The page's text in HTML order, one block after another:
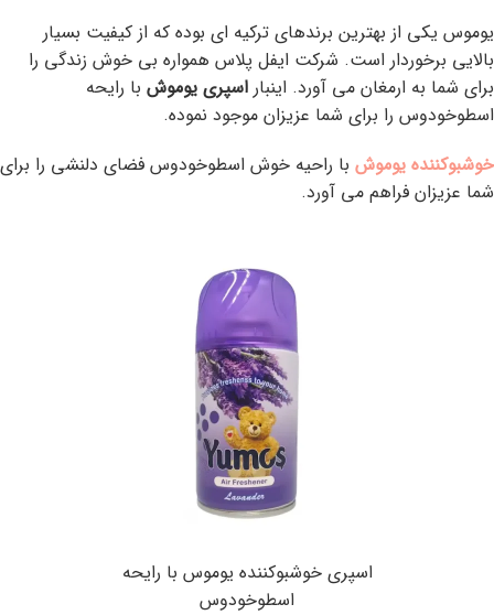
یوموس یکی از بهترین برندهای ترکیه ای بوده که از کیفیت بسیار
بالایی برخوردار است. شرکت ایفل پلاس همواره بی خوش زندگی را
برای شما به ارمغان می آورد. اینبار اسپری یوموش با رایحه
اسطوخودوس را برای شما عزیزان موجود نموده.
خوشبوکننده یوموش با راحیه خوش اسطوخودوس فضای دلنشی را برای
شما عزیزان فراهم می آورد.
اسپری خوشبوکننده یوموس با رایحه
اسطوخودوس